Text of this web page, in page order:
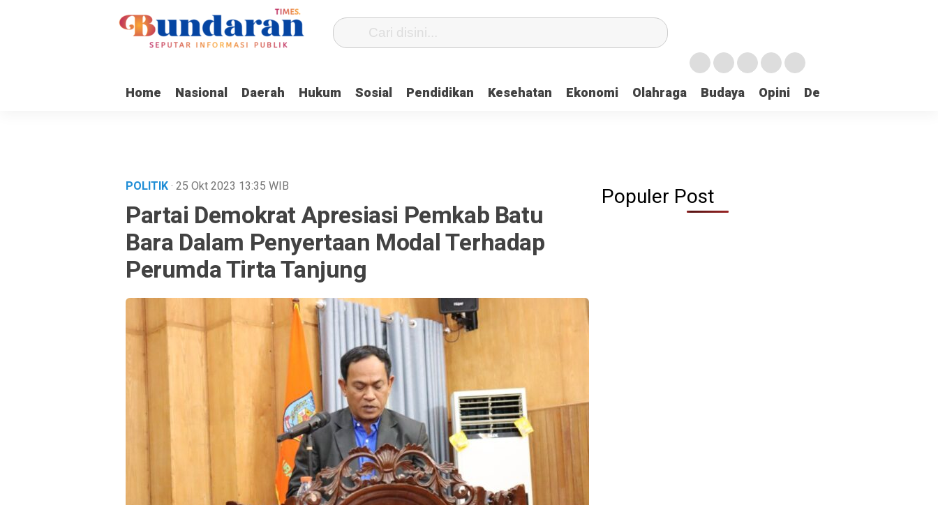
Home Nasional Daerah Hukum Sosial Pendidikan Kesehatan Ekonomi Olahraga Budaya Opini Demokrasi
POLITIK· 25 Okt 2023 13:35 WIB
Partai Demokrat Apresiasi Pemkab Batu
Bara Dalam Penyertaan Modal Terhadap
Perumda Tirta Tanjung
Populer Post